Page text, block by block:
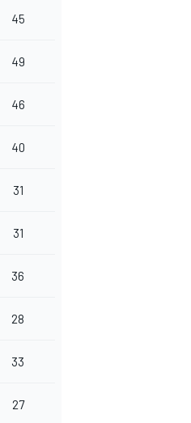
45
49
46
40
31
31
36
28
33
27